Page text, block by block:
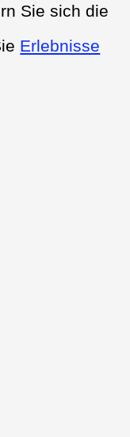
Sie sich die
Erlebnisse